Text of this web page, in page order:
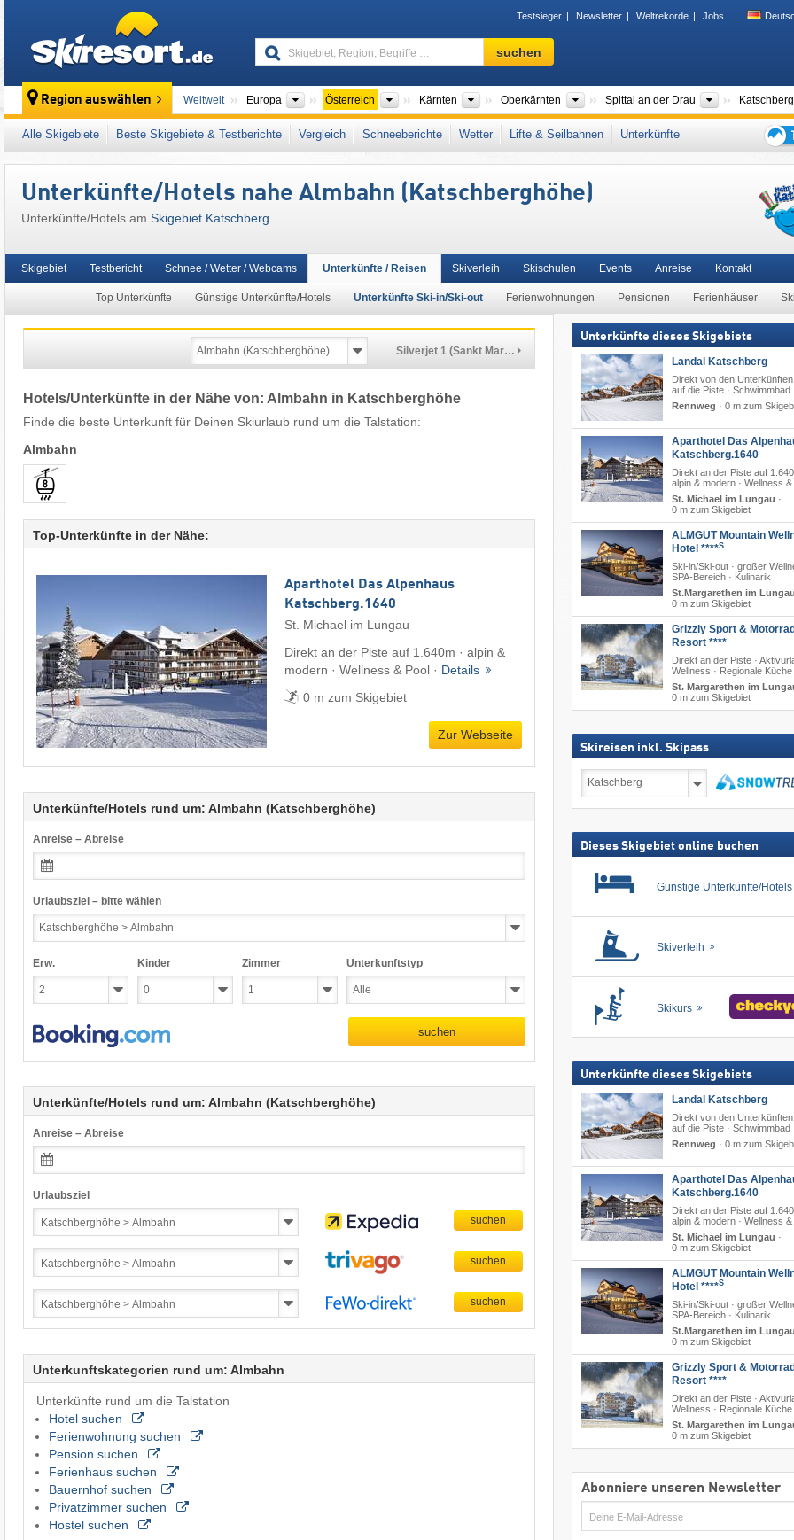
Testsieger Newsletter Weltrekorde Jobs
Skigebiet,
Region,
…
suchen
Region auswählen Weltweit Europa Kontinente
Österreich LänderKärnten Bundesländer
Oberkärnten Großregionen
Spittal an der Drau Bezirke
Dieses Skigebiet liegt auch in: Oberes Murtal , Ankogelgruppe, Lungau Tamsweg , Gurktaler Alpen Hohe Tauern
Südösterreich Zentrale Ostalpen Westösterreich ,
Mitteleuropa, Europäische Union
Alle Skigebiete Beste Skigebiete & Testberichte Vergleich Schneeberichte Wetter Lifte & Seilbahnen
Unterkünfte
den
Unterkünfte/Hotels nahe Almbahn (Katschberghöhe)
Unterkünfte/Hotels am Skigebiet Katschberg
Skigebiet Testbericht Schnee / Wetter / Webcams Unterkünfte / Reisen
Top Unterkünfte Günstige Unterkünfte/Hotels Unterkünfte Ski-in/Ski-out Ferienwohnungen Pensionen Ferienhäuser
Skiverleih Skischulen Events Anreise Kontakt
Silverjet 1 (Sankt Mar…
Hotels/Unterkünfte in der Nähe von: Almbahn in Katschberghöhe
Finde die beste Unterkunft für Deinen Skiurlaub rund um die Talstation:
Almbahn
Top-Unterkünfte in der Nähe:
Aparthotel Das Alpenhaus
Katschberg.1640
St. Michael im Lungau
Direkt an der Piste auf 1.640m · alpin &
modern · Wellness & Pool · Details
0 m zum Skigebiet
Zur Webseite
Unterkünfte/Hotels rund um: Almbahn (Katschberghöhe)
Anreise – Abreise
Urlaubsziel – bitte wählen
Erw. Kinder Zimmer Unterkunftstyp
suchen
Unterkünfte/Hotels rund um: Almbahn (Katschberghöhe)
Anreise – Abreise
Urlaubsziel
Unterkunftskategorien rund um: Almbahn
Unterkünfte rund um die Talstation
Hotel suchen
Ferienwohnung suchen
Pension suchen
Ferienhaus suchen
Bauernhof suchen
Privatzimmer suchen
Hostel suchen
Unterkünfte dieses Skigebiets
Landal Katschberg
Direkt von den
auf die Piste · Schwimmbad
Rennweg · 0 m zum
Aparthotel Das
Katschberg.1640
Direkt an der Piste auf
alpin & modern · Wellness &
St. Michael im Lungau ·
0 m zum Skigebiet
ALMGUT Mountain
Hotel ****S
Ski-in/Ski-out · großer
SPA-Bereich · Kulinarik
St.Margarethen im Lungau
0 m zum Skigebiet
Grizzly Sport & Motorrad
Resort ****
Direkt an der Piste ·
Wellness · Regionale Küche
St. Margarethen im
0 m zum Skigebiet
Skireisen inkl. Skipass
inkl.
Dieses Skigebiet online buchen
Günstige Unterkünfte/Hotels
Skiverleih
Skikurs
Unterkünfte dieses Skigebiets
Landal Katschberg
Direkt von den
auf die Piste · Schwimmbad
Rennweg · 0 m zum
Aparthotel Das
Katschberg.1640
Direkt an der Piste auf
alpin & modern · Wellness &
St. Michael im Lungau ·
0 m zum Skigebiet
ALMGUT Mountain
Hotel ****S
Ski-in/Ski-out · großer
SPA-Bereich · Kulinarik
St.Margarethen im Lungau
0 m zum Skigebiet
Grizzly Sport & Motorrad
Resort ****
Direkt an der Piste ·
Wellness · Regionale Küche
St. Margarethen im
0 m zum Skigebiet
Abonniere unseren Newsletter
E-
Mail